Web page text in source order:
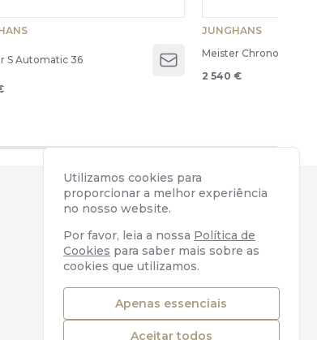
S Automatic 36
Open menu
JUNGHANS
Meister Chronoscope
2 540 €
CONTACTOS
Av. Almirante Reis, 39
1169-039 Lisboa, Portugal
+351 218 110 890
Utilizamos cookies para
proporcionar a melhor experiência
no nosso website.
Por favor, leia a nossa Política de
Cookies para saber mais sobre as
cookies que utilizamos.
Apenas essenciais
Aceitar todos